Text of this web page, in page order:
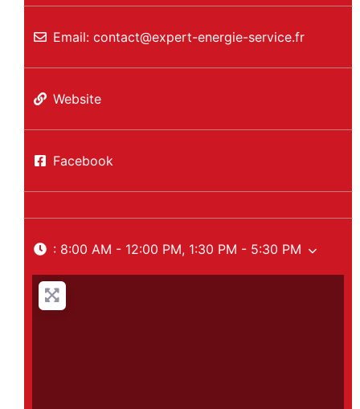
Email: contact@expert-energie-service.fr
Website
Facebook
: 8:00 AM - 12:00 PM, 1:30 PM - 5:30 PM